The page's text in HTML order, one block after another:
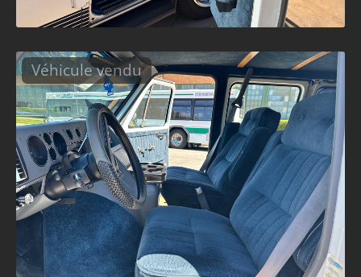
Véhicule vendu